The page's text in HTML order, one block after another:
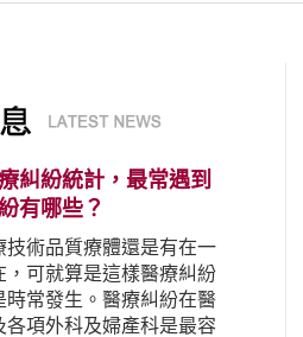
糾紛統計，最常遇到
有哪些？
技術品質療體還是有在一
，可就算是這樣醫療糾紛
時常發生。醫療糾紛在醫
各項外科及婦產科是最容